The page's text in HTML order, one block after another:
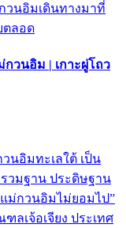
วนอิมเดินทางมาที่
ตลอด
วนอิม | เกาะผู่โถว
นอิมทะเลใต้ เป็น
วมฐาน ประดิษฐาน
ม่กวนอิมไม่ยอมไป”
ลเจ้อเจียง ประเทศ